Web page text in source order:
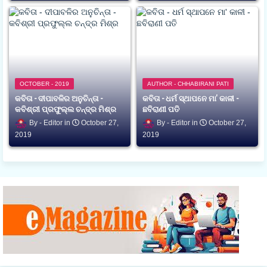
OCTOBER - 2019
କବିତା - ଦୀପାବଳିର ଅନୁଚିନ୍ତା -
କବିଶ୍ରୀ ପ୍ରଫୁଲ୍ଲ ଚନ୍ଦ୍ର ମିଶ୍ର
Editor
October 27,
2019
AUTHOR - CHHABIRANI PATI
କବିତା - ଧର୍ମ ସ୍ଥାପନେ ମା' କାଳୀ -
ଛବିରାଣୀ ପତି
Editor
October 27,
2019